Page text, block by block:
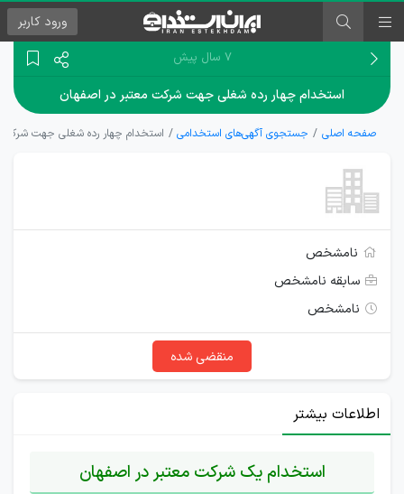
ورود کاربر
۷ سال پیش
استخدام چهار رده شغلی جهت شرکت معتبر در اصفهان
صفحه اصلی جستجوی آگهی‌های استخدامی استخدام چهار رده شغلی جهت شرکت
نامشخص
سابقه نامشخص
نامشخص
منقضی شده
اطلاعات بیشتر
استخدام یک شرکت معتبر در اصفهان